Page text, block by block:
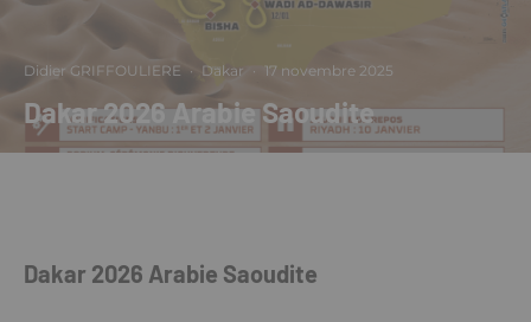
Didier GRIFFOULIERE · Dakar · 17 novembre 2025
Dakar 2026 Arabie Saoudite
Dakar 2026 Arabie Saoudite